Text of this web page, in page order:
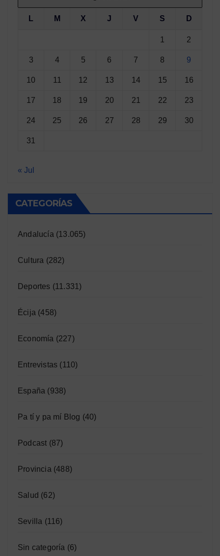
L M X J V S D
1 2
3 4 5 6 7 8 9
10 11 12 13 14 15 16
17 18 19 20 21 22 23
24 25 26 27 28 29 30
31
« Jul
CATEGORÍAS
Andalucía (13.065)
Cultura (282)
Deportes (11.331)
Écija (458)
Economía (227)
Entrevistas (110)
España (938)
Pa tí y pa mí Blog (40)
Podcast (87)
Provincia (488)
Salud (62)
Sevilla (116)
Sin categoría (6)